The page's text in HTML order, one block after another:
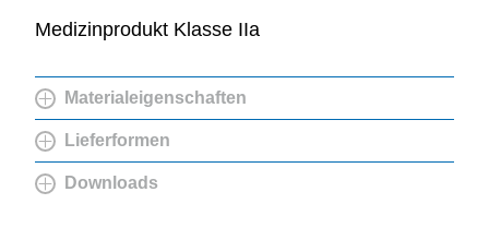
Medizinprodukt Klasse IIa
Materialeigenschaften
Lieferformen
Downloads